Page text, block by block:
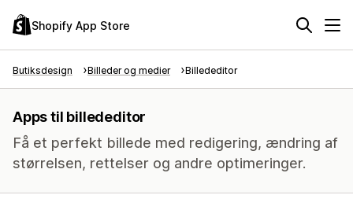
Shopify App Store
Butiksdesign Billeder og medier Billededitor
Apps til billededitor
Få et perfekt billede med redigering, ændring af
størrelsen, rettelser og andre optimeringer.